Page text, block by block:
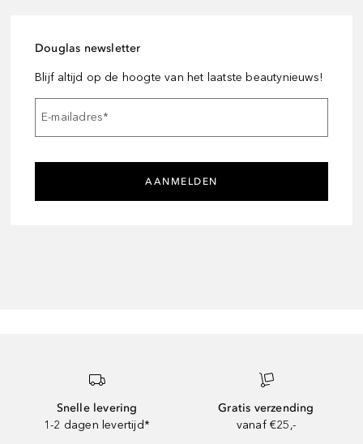
Douglas newsletter
Blijf altijd op de hoogte van het laatste beautynieuws!
E-mailadres*
AANMELDEN
Snelle levering
1-2 dagen levertijd*
Gratis verzending
vanaf €25,-